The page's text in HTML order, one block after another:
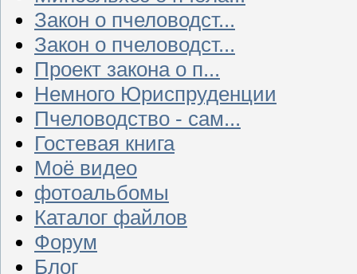
Закон о пчеловодст...
Закон о пчеловодст...
Проект закона о п...
Немного Юриспруденции
Пчеловодство - сам...
Гостевая книга
Моё видео
фотоальбомы
Каталог файлов
Форум
Блог